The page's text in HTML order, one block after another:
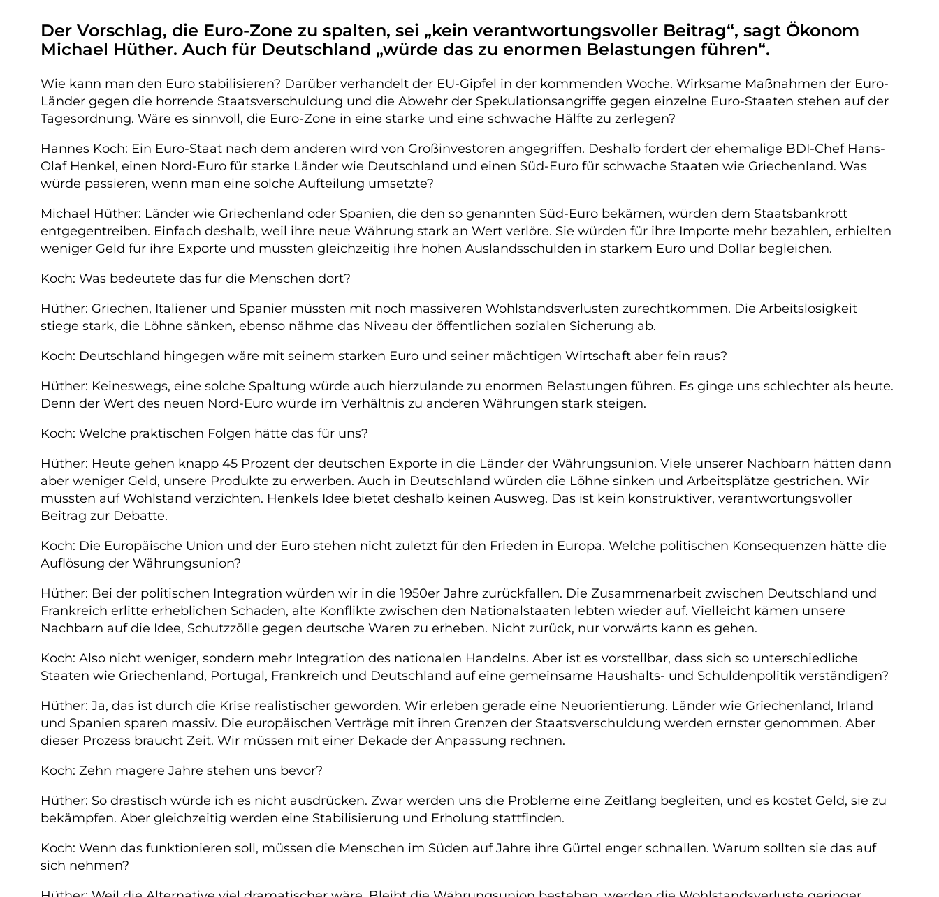
Der Vorschlag, die Euro-Zone zu spalten, sei „kein verantwortungsvoller Beitrag“, sagt Ökonom
Michael Hüther. Auch für Deutschland „würde das zu enormen Belastungen führen“.
Wie kann man den Euro stabilisieren? Darüber verhandelt der EU-Gipfel in der kommenden Woche. Wirksame Maßnahmen der Euro-
Länder gegen die horrende Staatsverschuldung und die Abwehr der Spekulationsangriffe gegen einzelne Euro-Staaten stehen auf der
Tagesordnung. Wäre es sinnvoll, die Euro-Zone in eine starke und eine schwache Hälfte zu zerlegen?
Hannes Koch: Ein Euro-Staat nach dem anderen wird von Großinvestoren angegriffen. Deshalb fordert der ehemalige BDI-Chef Hans-
Olaf Henkel, einen Nord-Euro für starke Länder wie Deutschland und einen Süd-Euro für schwache Staaten wie Griechenland. Was
würde passieren, wenn man eine solche Aufteilung umsetzte?
Michael Hüther: Länder wie Griechenland oder Spanien, die den so genannten Süd-Euro bekämen, würden dem Staatsbankrott
entgegentreiben. Einfach deshalb, weil ihre neue Währung stark an Wert verlöre. Sie würden für ihre Importe mehr bezahlen, erhielten
weniger Geld für ihre Exporte und müssten gleichzeitig ihre hohen Auslandsschulden in starkem Euro und Dollar begleichen.
Koch: Was bedeutete das für die Menschen dort?
Hüther: Griechen, Italiener und Spanier müssten mit noch massiveren Wohlstandsverlusten zurechtkommen. Die Arbeitslosigkeit
stiege stark, die Löhne sänken, ebenso nähme das Niveau der öffentlichen sozialen Sicherung ab.
Koch: Deutschland hingegen wäre mit seinem starken Euro und seiner mächtigen Wirtschaft aber fein raus?
Hüther: Keineswegs, eine solche Spaltung würde auch hierzulande zu enormen Belastungen führen. Es ginge uns schlechter als heute.
Denn der Wert des neuen Nord-Euro würde im Verhältnis zu anderen Währungen stark steigen.
Koch: Welche praktischen Folgen hätte das für uns?
Hüther: Heute gehen knapp 45 Prozent der deutschen Exporte in die Länder der Währungsunion. Viele unserer Nachbarn hätten dann
aber weniger Geld, unsere Produkte zu erwerben. Auch in Deutschland würden die Löhne sinken und Arbeitsplätze gestrichen. Wir
müssten auf Wohlstand verzichten. Henkels Idee bietet deshalb keinen Ausweg. Das ist kein konstruktiver, verantwortungsvoller
Beitrag zur Debatte.
Koch: Die Europäische Union und der Euro stehen nicht zuletzt für den Frieden in Europa. Welche politischen Konsequenzen hätte die
Auflösung der Währungsunion?
Hüther: Bei der politischen Integration würden wir in die 1950er Jahre zurückfallen. Die Zusammenarbeit zwischen Deutschland und
Frankreich erlitte erheblichen Schaden, alte Konflikte zwischen den Nationalstaaten lebten wieder auf. Vielleicht kämen unsere
Nachbarn auf die Idee, Schutzzölle gegen deutsche Waren zu erheben. Nicht zurück, nur vorwärts kann es gehen.
Koch: Also nicht weniger, sondern mehr Integration des nationalen Handelns. Aber ist es vorstellbar, dass sich so unterschiedliche
Staaten wie Griechenland, Portugal, Frankreich und Deutschland auf eine gemeinsame Haushalts- und Schuldenpolitik verständigen?
Hüther: Ja, das ist durch die Krise realistischer geworden. Wir erleben gerade eine Neuorientierung. Länder wie Griechenland, Irland
und Spanien sparen massiv. Die europäischen Verträge mit ihren Grenzen der Staatsverschuldung werden ernster genommen. Aber
dieser Prozess braucht Zeit. Wir müssen mit einer Dekade der Anpassung rechnen.
Koch: Zehn magere Jahre stehen uns bevor?
Hüther: So drastisch würde ich es nicht ausdrücken. Zwar werden uns die Probleme eine Zeitlang begleiten, und es kostet Geld, sie zu
bekämpfen. Aber gleichzeitig werden eine Stabilisierung und Erholung stattfinden.
Koch: Wenn das funktionieren soll, müssen die Menschen im Süden auf Jahre ihre Gürtel enger schnallen. Warum sollten sie das auf
sich nehmen?